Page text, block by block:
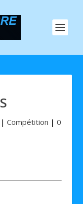
| Compétition | 0